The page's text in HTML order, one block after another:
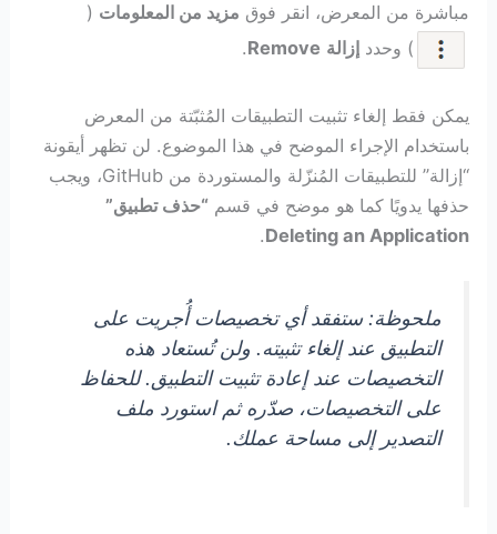
مباشرة من المعرض، انقر فوق مزيد من المعلومات (
) وحددإزالة Remove
.
يمكن فقط إلغاء تثبيت التطبيقات المُثبّتة من المعرض
باستخدام الإجراء الموضح في هذا الموضوع. لن تظهر أيقونة
“إزالة” للتطبيقات المُنزّلة والمستوردة من GitHub، ويجب
حذفها يدويًا كما هو موضح في قسم“حذف تطبيق”
Deleting an Application
.
ملحوظة: ستفقد أي تخصيصات أُجريت على
التطبيق عند إلغاء تثبيته. ولن تُستعاد هذه
التخصيصات عند إعادة تثبيت التطبيق. للحفاظ
على التخصيصات، صدّره ثم استورد ملف
التصدير إلى مساحة عملك.